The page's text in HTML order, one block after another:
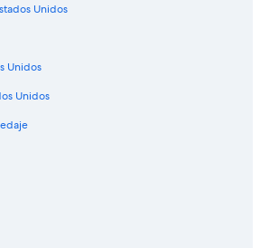
Unidos
Unidos
Unidos